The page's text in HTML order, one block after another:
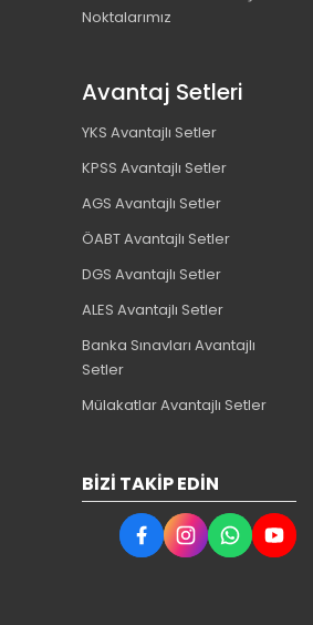
Noktalarımız
Avantaj Setleri
YKS Avantajlı Setler
KPSS Avantajlı Setler
AGS Avantajlı Setler
ÖABT Avantajlı Setler
DGS Avantajlı Setler
ALES Avantajlı Setler
Banka Sınavları Avantajlı
Setler
Mülakatlar Avantajlı Setler
BIZI TAKIP EDIN